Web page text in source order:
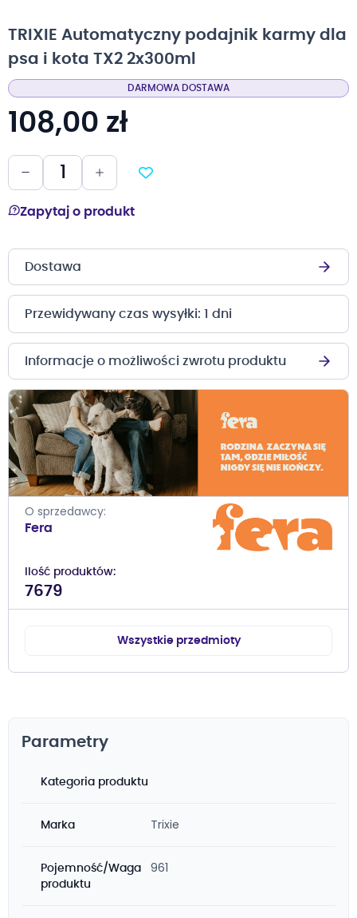
galerii
TRIXIE Automatyczny podajnik karmy dla
psa i kota TX2 2x300ml
DARMOWA DOSTAWA
108,00 zł
Zapytaj o produkt
Dostawa
Przewidywany czas wysyłki: 1 dni
Informacje o możliwości zwrotu produktu
O sprzedawcy
Fera
Ilość produktów
7679
Wszystkie przedmioty
Parametry
Kategoria produktu
Marka Trixie
Pojemność/Waga
produktu
961